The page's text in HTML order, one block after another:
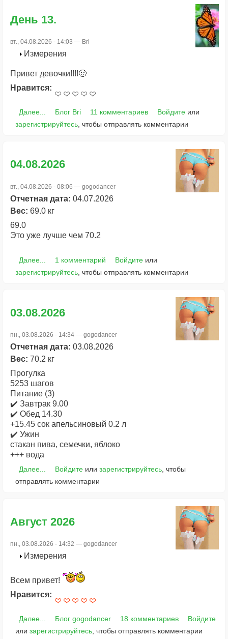
День 13.
вт., 04.08.2026 - 14:03 — Bri
Измерения
Привет девочки!!!!🙂
Нравится:
Далее... Блог Bri 11 комментариев Войдитеили
зарегистрируйтесь , чтобы отправлять комментарии
04.08.2026
вт., 04.08.2026 - 08:06 — gogodancer
Отчетная дата: 04.07.2026
Вес: 69.0 кг
69.0
Это уже лучше чем 70.2
Далее... 1 комментарий Войдитеили
зарегистрируйтесь , чтобы отправлять комментарии
03.08.2026
пн., 03.08.2026 - 14:34 — gogodancer
Отчетная дата: 03.08.2026
Вес: 70.2 кг
Прогулка
5253 шагов
Питание (3)
✔️ Завтрак 9.00
✔️ Обед 14.30
+15.45 сок апельсиновый 0.2 л
✔️ Ужин
стакан пива, семечки, яблоко
+++ вода
Далее... Войдитеили зарегистрируйтесь, чтобы
отправлять комментарии
Август 2026
пн., 03.08.2026 - 14:32 — gogodancer
Измерения
Всем привет!
Нравится:
Далее... Блог gogodancer 18 комментариев
Войдите
или зарегистрируйтесь , чтобы отправлять комментарии